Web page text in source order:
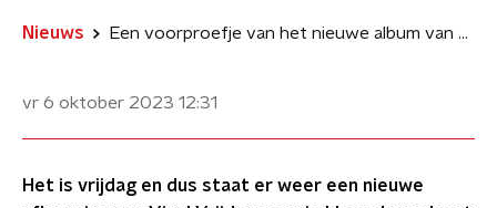
Nieuws Een voorproefje van het nieuwe album van Danny Vera in Vinyl Vrijdag
vr 6 oktober 2023 12:31
Het is vrijdag en dus staat er weer een nieuwe